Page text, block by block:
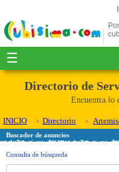
☰
Directorio de
Encuentra lo
INICIO Directorio
Buscador de anuncios
Consulta de búsqueda